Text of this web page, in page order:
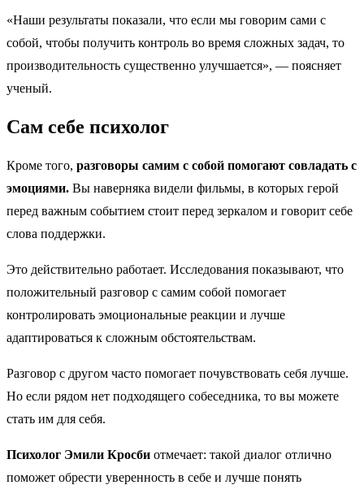
«Наши результаты показали, что если мы говорим сами с
собой, чтобы получить контроль во время сложных задач, то
производительность существенно улучшается», — поясняет
ученый.
Сам себе психолог
Кроме того, разговоры самим с собой помогают совладать с
эмоциями. Вы наверняка видели фильмы, в которых герой
перед важным событием стоит перед зеркалом и говорит себе
слова поддержки.
Это действительно работает. Исследования показывают, что
положительный разговор с самим собой помогает
контролировать эмоциональные реакции и лучше
адаптироваться к сложным обстоятельствам.
Разговор с другом часто помогает почувствовать себя лучше.
Но если рядом нет подходящего собеседника, то вы можете
стать им для себя.
Психолог Эмили Кросби отмечает: такой диалог отлично
поможет обрести уверенность в себе и лучше понять